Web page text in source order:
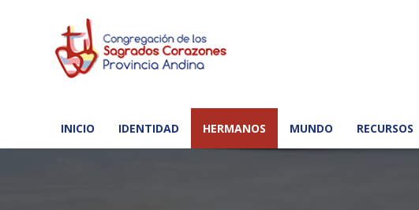
INICIO IDENTIDAD HERMANOS MUNDO RECURSOS